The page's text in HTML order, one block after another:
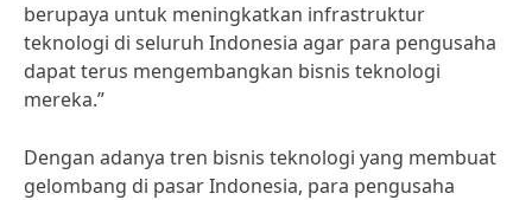
berupaya untuk meningkatkan infrastruktur
teknologi di seluruh Indonesia agar para pengusaha
dapat terus mengembangkan bisnis teknologi
mereka.”
Dengan adanya tren bisnis teknologi yang membuat
gelombang di pasar Indonesia, para pengusaha